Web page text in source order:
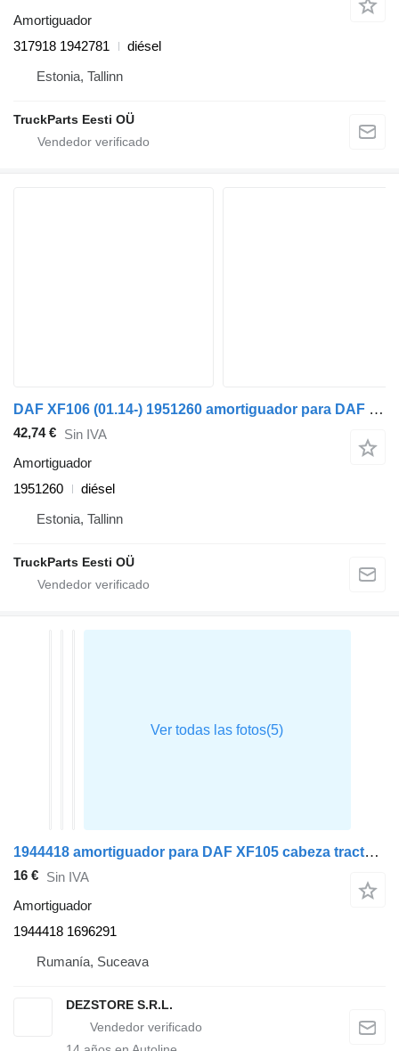
Amortiguador
317918 1942781
diésel
Estonia, Tallinn
TruckParts Eesti OÜ
DAF XF106 (01.14-) 1951260 amortiguador para DAF XF106 (2014-) cabeza tractora
42,74 € Sin IVA
Amortiguador
1951260
diésel
Estonia, Tallinn
TruckParts Eesti OÜ
1944418 amortiguador para DAF XF105 cabeza tractora
16 € Sin IVA
Amortiguador
1944418 1696291
Rumanía, Suceava
DEZSTORE S.R.L.